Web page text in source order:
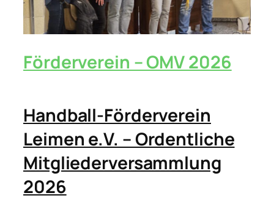
Förderverein – OMV 2026
Handball-Förderverein
Leimen e.V. – Ordentliche
Mitgliederversammlung
2026